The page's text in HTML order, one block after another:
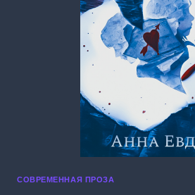
СОВРЕМЕННАЯ ПРОЗА